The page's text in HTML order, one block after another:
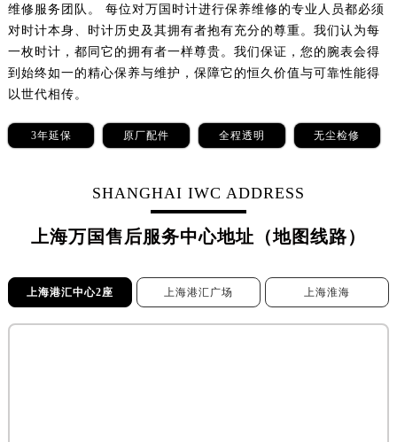
维修服务团队。 每位对万国时计进行保养维修的专业人员都必须
对时计本身、时计历史及其拥有者抱有充分的尊重。我们认为每
一枚时计，都同它的拥有者一样尊贵。我们保证，您的腕表会得
到始终如一的精心保养与维护，保障它的恒久价值与可靠性能得
以世代相传。
3年延保 原厂配件 全程透明 无尘检修
SHANGHAI IWC ADDRESS
上海万国售后服务中心地址（地图线路）
上海港汇中心2座 上海港汇广场 上海淮海